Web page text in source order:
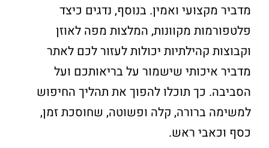
מדביר מקצועי ואמין. בנוסף, נדגים כיצד
פלטפורמות מקוונות, המלצות מפה לאוזן
וקבוצות קהילתיות יכולות לעזור לכם לאתר
מדביר איכותי שישמור על בריאותכם ועל
הסביבה. כך תוכלו להפוך את תהליך החיפוש
למשימה ברורה, קלה ופשוטה, שחוסכת זמן,
כסף וכאבי ראש.